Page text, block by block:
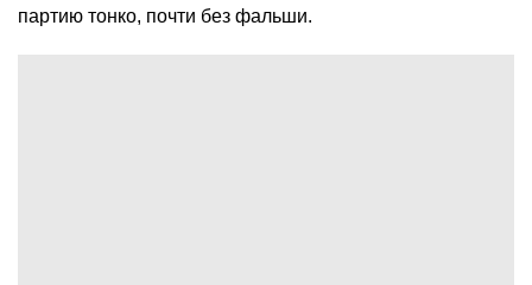
партию тонко, почти без фальши.